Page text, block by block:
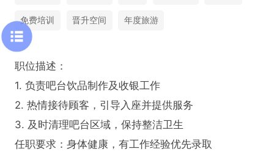
免费培训 晋升空间 年度旅游
职位描述：
1. 负责吧台饮品制作及收银工作
2. 热情接待顾客，引导入座并提供服务
3. 及时清理吧台区域，保持整洁卫生
任职要求：身体健康，有工作经验优先录取